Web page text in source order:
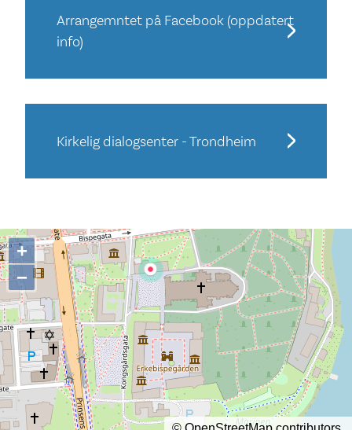
Arrangemntet på Facebook (oppdatert
info)
Kirkelig dialogsenter - Trondheim
+
−